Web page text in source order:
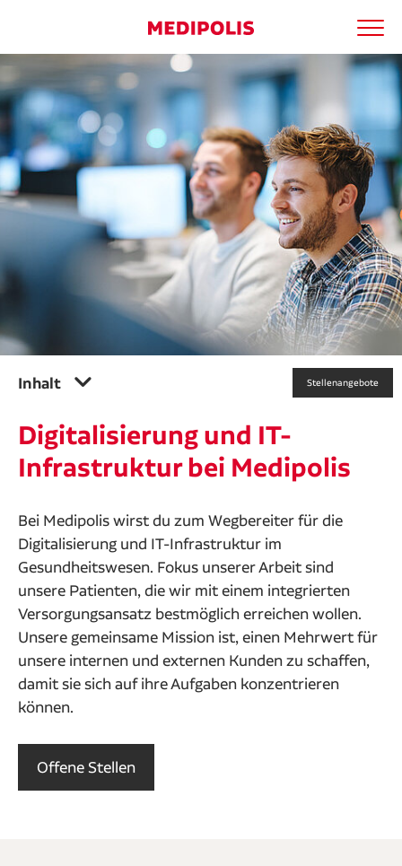
Medipolis entdecken
Ärzte
Patienten
Kliniken
Kooperationen
Karriere
Suchbegriff
Inhalt Stellenangebote
Digitalisierung und IT-
Infrastruktur bei Medipolis
Bei Medipolis wirst du zum Wegbereiter für die
Digitalisierung und IT-Infrastruktur im
Gesundheitswesen. Fokus unserer Arbeit sind
unsere Patienten, die wir mit einem integrierten
Versorgungsansatz bestmöglich erreichen wollen.
Unsere gemeinsame Mission ist, einen Mehrwert für
unsere internen und externen Kunden zu schaffen,
damit sie sich auf ihre Aufgaben konzentrieren
können.
Offene Stellen